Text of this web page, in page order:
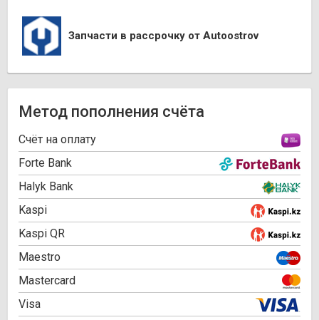
Запчасти в рассрочку от Autoostrov
Метод пополнения счёта
Cчёт на оплату
Forte Bank
Halyk Bank
Kaspi
Kaspi QR
Maestro
Mastercard
Visa